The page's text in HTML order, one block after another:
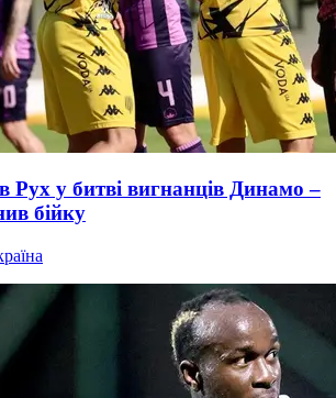
Рух у битві вигнанців Динамо –
бійку